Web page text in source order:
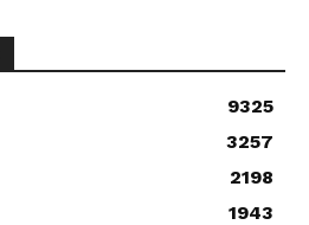
9325
3257
2198
1943